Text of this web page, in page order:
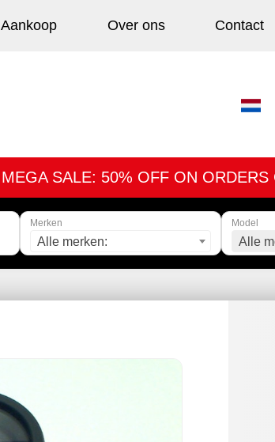
Aankoop Over ons Contact
MEGA SALE: 50% OFF ON ORDERS
Merken
Alle merken:
Model
Alle